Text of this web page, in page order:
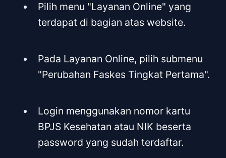
Pilih menu "Layanan Online" yang
terdapat di bagian atas website.
Pada Layanan Online, pilih submenu
"Perubahan Faskes Tingkat Pertama".
Login menggunakan nomor kartu
BPJS Kesehatan atau NIK beserta
password yang sudah terdaftar.